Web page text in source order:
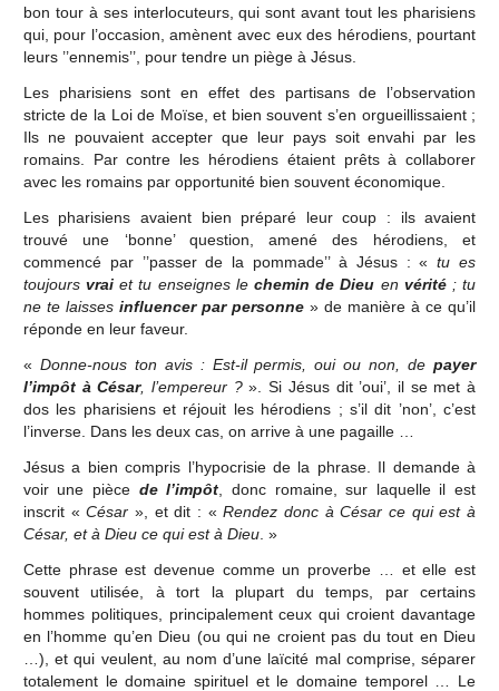
bon tour à ses interlocuteurs, qui sont avant tout les pharisiens
qui, pour l’occasion, amènent avec eux des hérodiens, pourtant
leurs ’’ennemis’’, pour tendre un piège à Jésus.
Les pharisiens sont en effet des partisans de l’observation
stricte de la Loi de Moïse, et bien souvent s’en orgueillissaient ;
Ils ne pouvaient accepter que leur pays soit envahi par les
romains. Par contre les hérodiens étaient prêts à collaborer
avec les romains par opportunité bien souvent économique.
Les pharisiens avaient bien préparé leur coup : ils avaient
trouvé une ‘bonne’ question, amené des hérodiens, et
commencé par ’’passer de la pommade’’ à Jésus : «tu es
toujoursvrai et tu enseignes le chemin de Dieu en vérité; tu
ne te laisses influencer par personne» de manière à ce qu’il
réponde en leur faveur.
« Donne-nous ton avis : Est-il permis, oui ou non, depayer
l’impôt à César, l’empereur ?». Si Jésus dit ’oui’, il se met à
dos les pharisiens et réjouit les hérodiens ; s’il dit ’non’, c’est
l’inverse. Dans les deux cas, on arrive à une pagaille …
Jésus a bien compris l’hypocrisie de la phrase. Il demande à
voir une pièce de l’impôt , donc romaine, sur laquelle il est
inscrit «César », et dit : «Rendez donc à César ce qui est à
César, et à Dieu ce qui est à Dieu. »
Cette phrase est devenue comme un proverbe … et elle est
souvent utilisée, à tort la plupart du temps, par certains
hommes politiques, principalement ceux qui croient davantage
en l’homme qu’en Dieu (ou qui ne croient pas du tout en Dieu
…), et qui veulent, au nom d’une laïcité mal comprise, séparer
totalement le domaine spirituel et le domaine temporel … Le